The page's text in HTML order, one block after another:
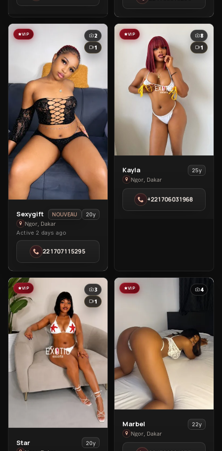
Ngor
VIP
2
1
View
Sexygift
in
Ngor
Sexygift NOUVEAU
20y
Ngor, Dakar
Active 2 days ago
221707115295
VIP
8
1
View
Kayla
in
Ngor
Kayla
25y
Ngor, Dakar
+221706031968
VIP
3
1
View
Star
20y
VIP 4
View
Marbel
in
Marbel
22y
Ngor, Dakar